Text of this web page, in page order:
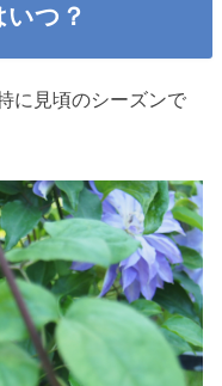
つ？
に見頃のシーズンで